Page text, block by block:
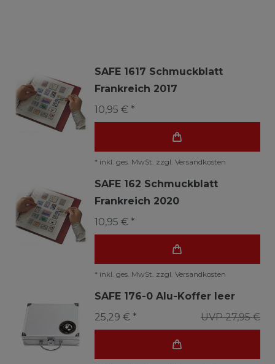
SAFE 1617 Schmuckblatt
Frankreich 2017
10,95 € *
* inkl. ges. MwSt. zzgl. Versandkosten
SAFE 162 Schmuckblatt
Frankreich 2020
10,95 € *
* inkl. ges. MwSt. zzgl. Versandkosten
SAFE 176-0 Alu-Koffer leer
UVP 27,95 €
25,29 € *